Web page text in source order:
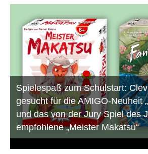
Spielespaß zum Schulstart:
gesucht für die AMIGO-Neuheit
und das von der Jury Spiel des
empfohlene „Meister Makatsu“